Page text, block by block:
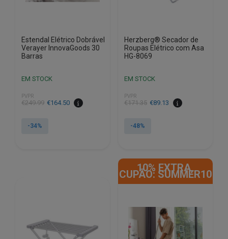
Estendal Elétrico Dobrável
Verayer InnovaGoods 30
Barras
EM STOCK
PVPR
€249.99
O
original
€164.50
O
atual
-34%
Herzberg® Secador de
Roupas Elétrico com Asa
HG-8069
EM STOCK
PVPR
€171.35
O
original
€89.13
O
atual
-48%
10% EXTRA,
CUPÃO: SUMMER10